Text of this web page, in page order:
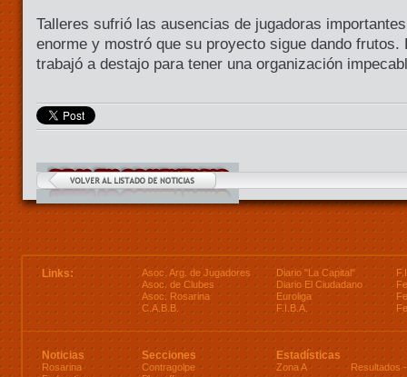
Talleres sufrió las ausencias de jugadoras
enorme y mostró que su proyecto sigue dando frutos.
trabajó a destajo para tener una organización
Links:
Asoc. Arg. de Jugadores
Asoc. de Clubes
Asoc. Rosarina
C.A.B.B.
Diario "La Capital"
Diario El Ciudadano
Euroliga
F.I.B.A.
Noticias
Rosarina
Secciones
Contragolpe
Estadísticas
Zona A Resultados